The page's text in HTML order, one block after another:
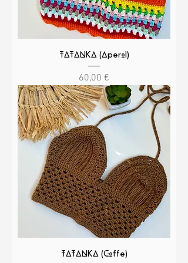
TATANKA (Aperol)
Precio
60,00 €
TATANKA (Coffe)